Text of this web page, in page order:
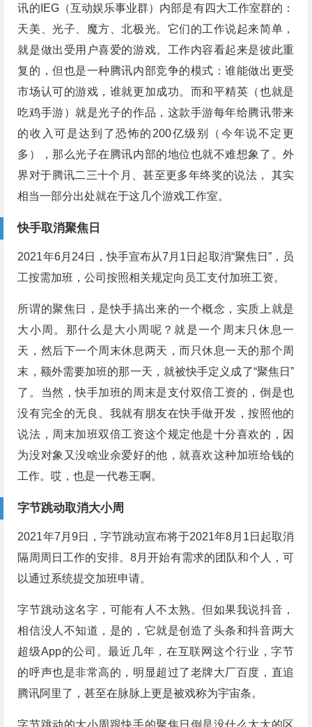
讯的IEG（互动娱乐事业群）内部是有四大工作室群的：
天美、光子、魔方、北极光。它们的工作说起来简单，
就是做出受用户喜爱的游戏。工作内容看起来是彼此重
复的，但也是一种腾讯内部竞争的模式：谁能做出更受
市场认可的游戏，谁就更加成功。而和平精英（也就是
吃鸡手游）就是光子的作品，这款手游每年给腾讯带来
的收入可是达到了恐怖的200亿级别（今年说不定更
多），那么光子在腾讯内部的地位也就不难想象了。外
界对于腾讯二三十个月、甚至更多年终奖的说法， 其实
相当一部分出处就在于这几个游戏工作室。
快手取消聚焦日
2021年6月24日，快手宣布从7月1日起取消“聚焦日”，员
工按需加班，公司按照相关规定向员工支付加班工资。
所谓的聚焦日，是快手搞出来的一个概念，实质上就是
大小周。那什么是大小周呢？就是一个周末只休息一
天，然后下一个周末休息两天，而只休息一天的那个周
末，额外需要加班的那一天，就被快手定义成了“聚焦日”
了。当然，快手加班的周末是支付双倍工资的，倒是也
没有完全的无良。我就有朋友在快手做开发，按照他的
说法，周末加班双倍工资这个规定他是十分喜欢的，因
为没对象又没啥业余爱好的他，就喜欢这种加班给钱的
工作。哎，也是一代卷王啊。
字节跳动取消大小周
2021年7月9日，字节跳动宣布将于2021年8月1日起取消
隔周周日工作的安排。8月开始有需求的团队和个人，可
以通过系统提交加班申请。
字节跳动这名字，可能有人不太熟。但如果我说抖音，
相信没人不知道，是的，它就是创造了头条和抖音两大
超级App的公司。最近几年，在互联网这个行业，字节
的呼声也是非常高的，明显超过了老牌大厂百度，直追
腾讯阿里了，甚至在脉脉上更是被戏称为宇宙条。
字节跳动的大小周跟快手的聚焦日倒是没什么太大的区